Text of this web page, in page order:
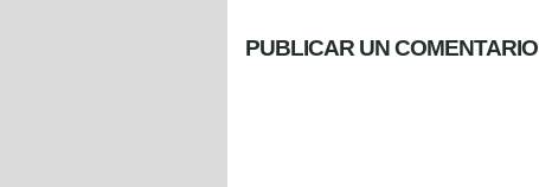
PUBLICAR UN COMENTARIO